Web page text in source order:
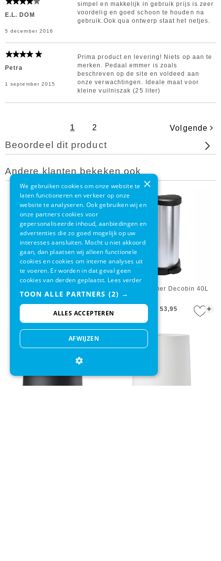
E.L. DOM
5 december 2016
simpel en makkelijk in gebruik prijs is zeer
voordelig en goed schoon te houden na
gebruik.Ook qua ontwerp staat het netjes.
Petra
1 september 2015
Prima product en levering! Niets op aan te
merken. Pedaal emmer is zoals
beschreven op de site en voldeed aan
onze verwachtingen. Ideale maat voor
kleine vuilniszak (25 liter)
1 2 Volgende
Beoordeel dit product
Andere klanten bekeken ook
+
Pedaalemmer Decobin 40L
€ 53,95
×
We gebruiken cookies om onze website te
laten functioneren en verkeer op onze
website te analyseren. Ook gebruiken wij en
onze partners cookies voor
gepersonaliseerde inhoud, aanbiedingen en
advertenties die zo goed mogelijk op uw
interesses aansluiten. Mocht u niet akkoord
gaan, dan plaatsen wij alleen functionele
cookies en cookies om interne analyses uit
te voeren. Er worden in dat geval geen
cookies van derden geplaatst. Lees verder
TOON ALLE PARTNERS (2) →
ALLES ACCEPTEREN
AFWIJZEN